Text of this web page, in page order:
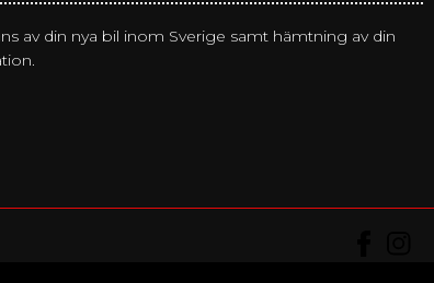
av din nya bil inom Sverige samt hämtning av din